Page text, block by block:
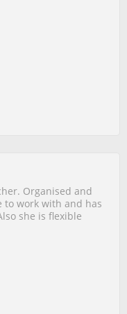
Organised and
to work with and has
she is flexible